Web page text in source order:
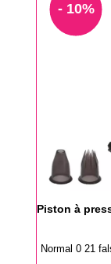
- 10%
Piston à
Normal 0 21